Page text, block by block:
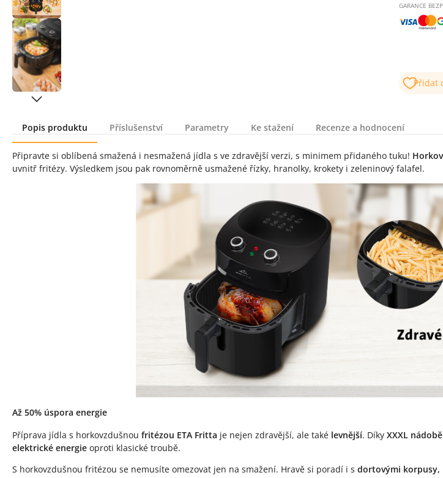
GARANCE
Přidat
Popis produktu Příslušenství Parametry Ke stažení Recenze a hodnocení
Popis produktu
Připravte si oblíbená smažená i nesmažená jídla s ve zdravější verzi, s minimem přidaného tuku!
uvnitř fritézy. Výsledkem jsou pak rovnoměrně usmažené řízky, hranolky, krokety i zeleninový falafel.
Až 50% úspora energie
Příprava jídla s horkovzdušnou fritézou ETA Fritta je nejen zdravější, ale také levnější. Díky XXXL nádobě
elektrické energie oproti klasické troubě.
S horkovzdušnou fritézou se nemusíte omezovat jen na smažení. Hravě si poradí i s dortovými korpusy,